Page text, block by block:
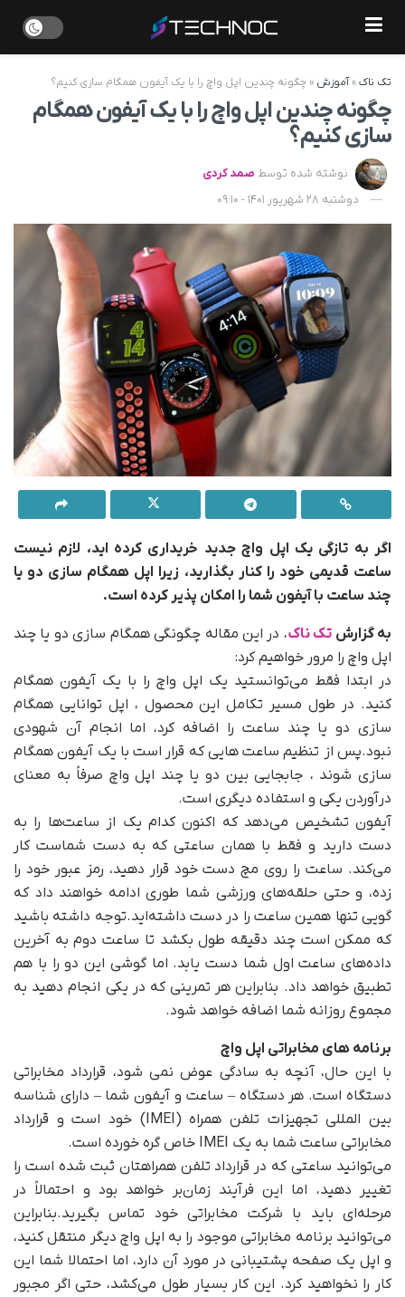
تک ناک»آموزش »چگونه چندین اپل واچ را با یک آیفون همگام سازی کنیم؟
چگونه چندین اپل واچ را با یک آیفون همگام
سازی کنیم؟
نوشته شده توسطصمد کردی
دوشنبه 28 شهریور 1401 - 09:10
اگر به تازگی یک اپل واچ جدید خریداری کرده اید، لازم نیست
ساعت قدیمی خود را کنار بگذارید، زیرا اپل همگام سازی دو یا
چند ساعت با آیفون شما را امکان پذیر کرده است.
به گزارشتک ناک، در این مقاله چگونگی همگام سازی دو یا چند
اپل واچ را مرور خواهیم کرد:
در ابتدا فقط می‌توانستید یک اپل واچ را با یک آیفون همگام
کنید. در طول مسیر تکامل این محصول ، اپل توانایی همگام
سازی دو یا چند ساعت را اضافه کرد، اما انجام آن شهودی
نبود.پس از تنظیم ساعت هایی که قرار است با یک آیفون همگام
سازی شوند ، جابجایی بین دو یا چند اپل واچ صرفاً به معنای
درآوردن یکی و استفاده دیگری است.
آیفون تشخیص می‌دهد که اکنون کدام یک از ساعت‌ها را به
دست دارید و فقط با همان ساعتی که به دست شماست کار
می‌کند. ساعت را روی مچ دست خود قرار دهید، رمز عبور خود را
زده، و حتی حلقه‌های ورزشی شما طوری ادامه خواهند داد که
گویی تنها همین ساعت را در دست داشته‌اید.توجه داشته باشید
که ممکن است چند دقیقه طول بکشد تا ساعت دوم به آخرین
داده‌های ساعت اول شما دست یابد. اما گوشی این دو را با هم
تطبیق خواهد داد. بنابراین هر تمرینی که در یکی انجام دهید به
مجموع روزانه شما اضافه خواهد شود.
برنامه های مخابراتی اپل واچ
با این حال، آنچه به سادگی عوض نمی شود، قرارداد مخابراتی
دستگاه است. هر دستگاه – ساعت و آیفون شما – دارای شناسه
بین المللی تجهیزات تلفن همراه (IMEI) خود است و قرارداد
مخابراتی ساعت شما به یک IMEI خاص گره خورده است.
می‌توانید ساعتی که در قرارداد تلفن همراهتان ثبت شده است را
تغییر دهید، اما این فرآیند زمان‌بر خواهد بود و احتمالاً در
مرحله‌ای باید با شرکت مخابراتی خود تماس بگیرید.بنابراین
می‌توانید برنامه مخابراتی موجود را به اپل واچ دیگر منتقل کنید،
و اپل یک صفحه پشتیبانی در مورد آن دارد، اما احتمالا شما این
کار را نخواهید کرد. این کار بسیار طول می‌کشد، حتی اگر مجبور